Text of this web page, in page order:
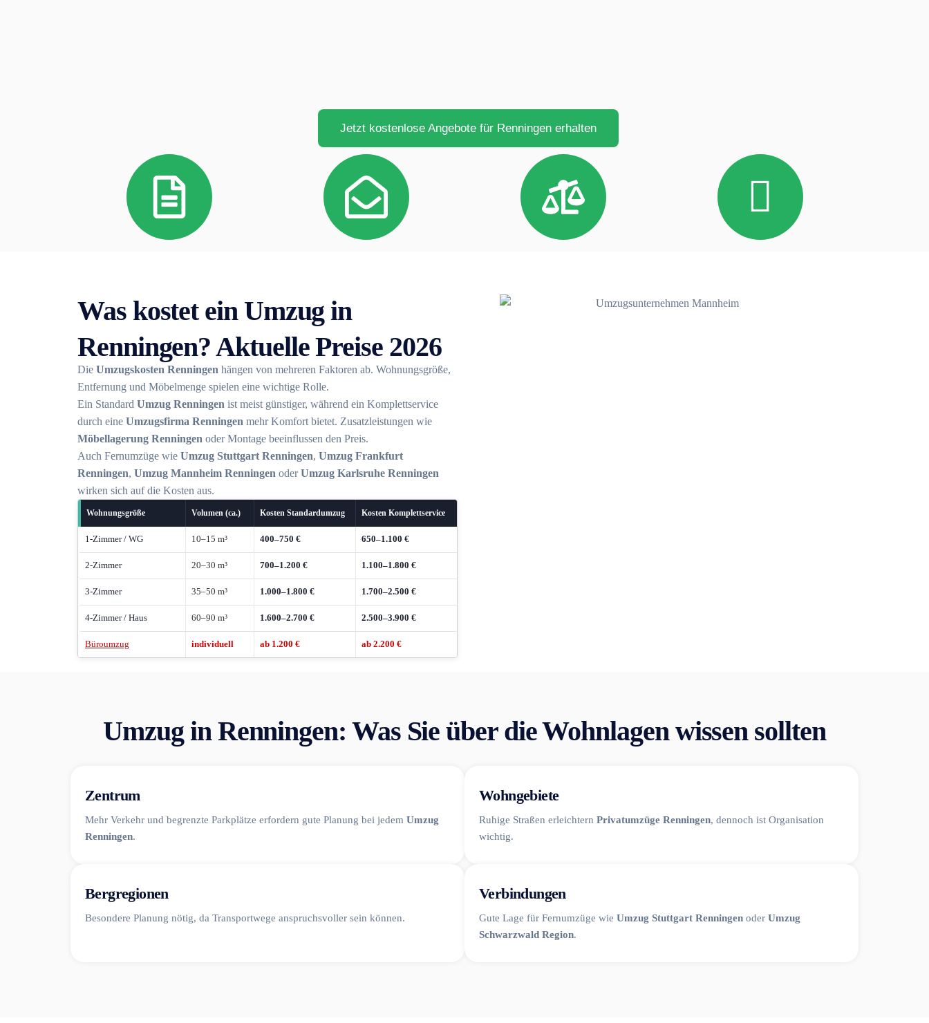
Jetzt kostenlose Angebote für Renningen erhalten
Was kostet ein Umzug in
Renningen? Aktuelle Preise 2026
Die Umzugskosten Renningen hängen von mehreren Faktoren ab. Wohnungsgröße,
Entfernung und Möbelmenge spielen eine wichtige Rolle.
Ein Standard Umzug Renningen ist meist günstiger, während ein Komplettservice
durch eine Umzugsfirma Renningen mehr Komfort bietet. Zusatzleistungen wie
Möbellagerung Renningen oder Montage beeinflussen den Preis.
Auch Fernumzüge wie Umzug Stuttgart Renningen, Umzug Frankfurt
Renningen, Umzug Mannheim Renningen oderUmzug Karlsruhe Renningen
wirken sich auf die Kosten aus.
Wohnungsgröße Volumen (ca.) Kosten Standardumzug Kosten Komplettservice
1-Zimmer / WG 10–15 m³ 400–750 € 650–1.100 €
2-Zimmer 20–30 m³ 700–1.200 € 1.100–1.800 €
3-Zimmer 35–50 m³ 1.000–1.800 € 1.700–2.500 €
4-Zimmer / Haus 60–90 m³ 1.600–2.700 € 2.500–3.900 €
Büroumzug individuell ab 1.200 € ab 2.200 €
Umzug in Renningen: Was Sie über die Wohnlagen wissen sollten
Zentrum
Mehr Verkehr und begrenzte Parkplätze erfordern gute Planung bei jedem Umzug
Renningen.
Wohngebiete
Ruhige Straßen erleichtern Privatumzüge Renningen, dennoch ist Organisation
wichtig.
Bergregionen
Besondere Planung nötig, da Transportwege anspruchsvoller sein können.
Verbindungen
Gute Lage für Fernumzüge wie Umzug Stuttgart Renningen oder Umzug
Schwarzwald Region.